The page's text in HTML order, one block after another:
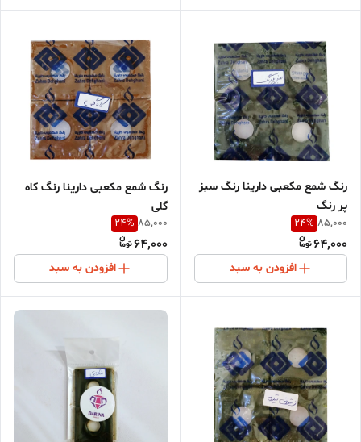
رنگ شمع مکعبی دارینا رنگ سبز
پر رنگ
85,000
24%
64,000
افزودن به سبد
رنگ شمع مکعبی دارینا رنگ کاه
گلی
85,000
24%
64,000
افزودن به سبد